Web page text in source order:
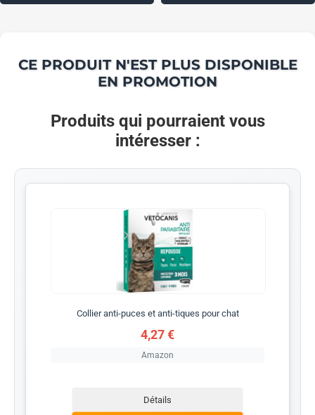
CE PRODUIT N'EST PLUS DISPONIBLE
EN PROMOTION
Produits qui pourraient vous
intéresser :
Collier anti-puces et anti-tiques pour chat
4,27 €
Amazon
Détails